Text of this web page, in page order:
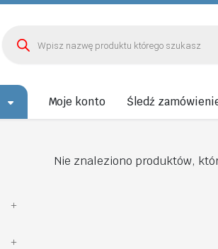
produktów
Moje konto Śledź
Nie znaleziono produktów,